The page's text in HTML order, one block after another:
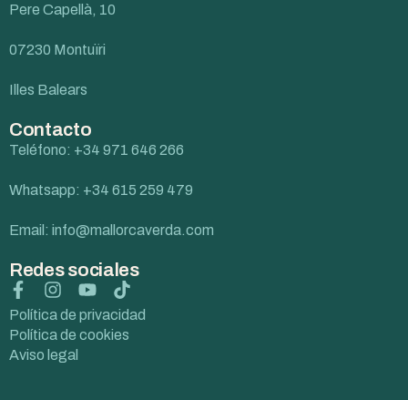
Pere Capellà, 10
07230 Montuïri
Illes Balears
Contacto
Teléfono: +34 971 646 266
Whatsapp: +34 615 259 479
Email: info@mallorcaverda.com
Redes sociales
Política de privacidad
Política de cookies
Aviso legal